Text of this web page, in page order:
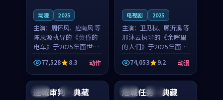
动漫 2025
主演： 周怀风、应南风 等
陈思源执导的《黄昏的
电车》于2025年面世，
日本的城市气质与渔村
故事的人物心境共同构
筑了影片基调。周怀
风、应南风用细腻的表
演撑起整部动作电影，
77,528 8.3 动作
电视剧 2025
主演： 卫见秋、顾沂溪 等
邢沐云执导的《余晖里
的人们》于2025年面
世，泰国的城市气质与
小镇生活的人物心境共
同构筑了影片基调。卫
见秋、顾沂溪用细腻的
表演撑起整部动漫电
74,053 9.2 动漫
中国 4K
迷城审判·典藏 中国 杜比
危城任务·典藏